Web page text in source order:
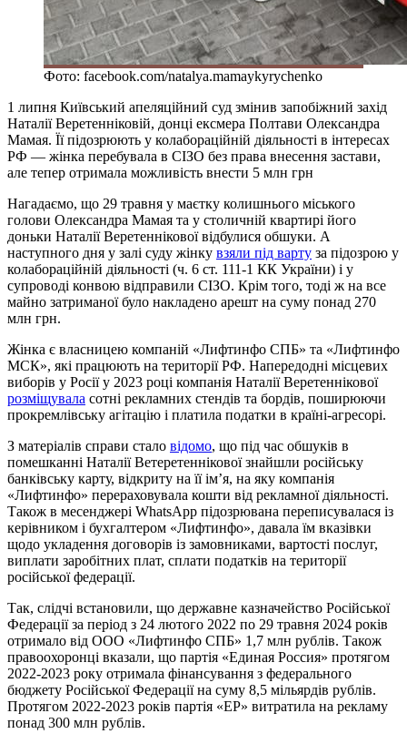
Фото: facebook.com/natalya.mamaykyrychenko
1 липня Київський апеляційний суд змінив запобіжний захід
Наталії Веретенніковій, донці ексмера Полтави Олександра
Мамая. Її підозрюють у колабораційній діяльності в інтересах
РФ — жінка перебувала в СІЗО без права внесення застави,
але тепер отримала можливість внести 5 млн грн
Нагадаємо, що 29 травня у маєтку колишнього міського
голови Олександра Мамая та у столичній квартирі його
доньки Наталії Веретеннікової відбулися обшуки. А
наступного дня у залі суду жінку взяли під варту за підозрою у
колабораційній діяльності (ч. 6 ст. 111-1 КК України) і у
супроводі конвою відправили СІЗО. Крім того, тоді ж на все
майно затриманої було накладено арешт на суму понад 270
млн грн.
Жінка є власницею компаній «Лифтинфо СПБ» та «Лифтинфо
МСК», які працюють на території РФ. Напередодні місцевих
виборів у Росії у 2023 році компанія Наталії Веретеннікової
розміщувала сотні рекламних стендів та бордів, поширюючи
прокремлівську агітацію і платила податки в країні-агресорі.
З матеріалів справи стало відомо, що під час обшуків в
помешканні Наталії Ветеретеннікової знайшли російську
банківську карту, відкриту на її ім’я, на яку компанія
«Лифтинфо» перераховувала кошти від рекламної діяльності.
Також в месенджері WhatsApp підозрювана переписувалася із
керівником і бухгалтером «Лифтинфо», давала їм вказівки
щодо укладення договорів із замовниками, вартості послуг,
виплати заробітних плат, сплати податків на території
російської федерації.
Так, слідчі встановили, що державне казначейство Російської
Федерації за період з 24 лютого 2022 по 29 травня 2024 років
отримало від ООО «Лифтинфо СПБ» 1,7 млн рублів. Також
правоохоронці вказали, що партія «Единая Россия» протягом
2022-2023 року отримала фінансування з федерального
бюджету Російської Федерації на суму 8,5 мільярдів рублів.
Протягом 2022-2023 років партія «ЕР» витратила на рекламу
понад 300 млн рублів.